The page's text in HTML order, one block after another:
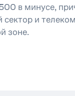
в минусе,
сектор и
зоне.